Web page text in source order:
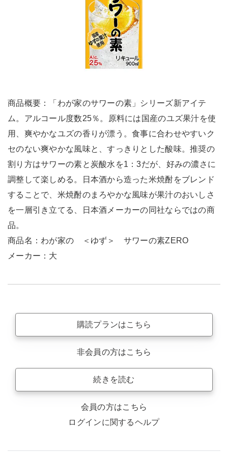
商品概要：「わが家のサワーの素」シリーズ新アイテ
ム。アルコール度数25％。原料には国産のユズ果汁を使
用、爽やかなユズの香りが漂う。食事に合わせやすいク
セのない爽やかな風味と、すっきりとした酸味。推奨の
割り方はサワーの素と炭酸水を1：3だが、好みの濃さに
調整して楽しめる。日本酒から造った米焼酎をブレンド
することで、米焼酎のまろやかな風味が果汁のおいしさ
を一層引き立てる、日本酒メーカーの同社ならではの商
品。
商品名：わが家の ＜ゆず＞ サワーの素ZERO
メーカー：大
購読プランはこちら
非会員の方はこちら
続きを読む
会員の方はこちら
ログインに関するヘルプ